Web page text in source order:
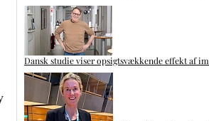
Dansk studie viser opsigtsvækkende effekt af